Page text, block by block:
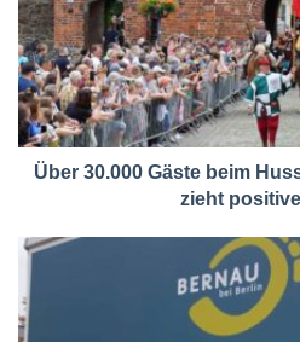
Über 30.000 Gäste beim
zieht